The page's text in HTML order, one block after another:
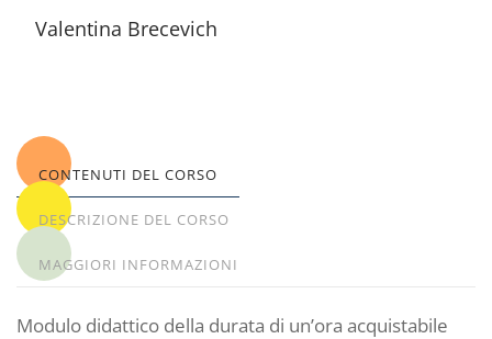
Valentina Brecevich
CONTENUTI DEL CORSO
DESCRIZIONE DEL CORSO
MAGGIORI INFORMAZIONI
Modulo didattico della durata di un’ora acquistabile